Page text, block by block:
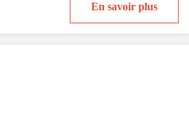
En savoir plus